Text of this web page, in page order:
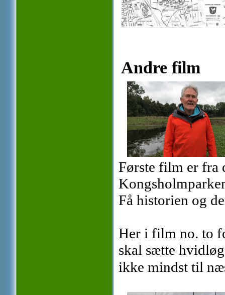
Andre film
Første film er fra
Få historien og
Her i film no. to
skal sætte
ikke mindst til